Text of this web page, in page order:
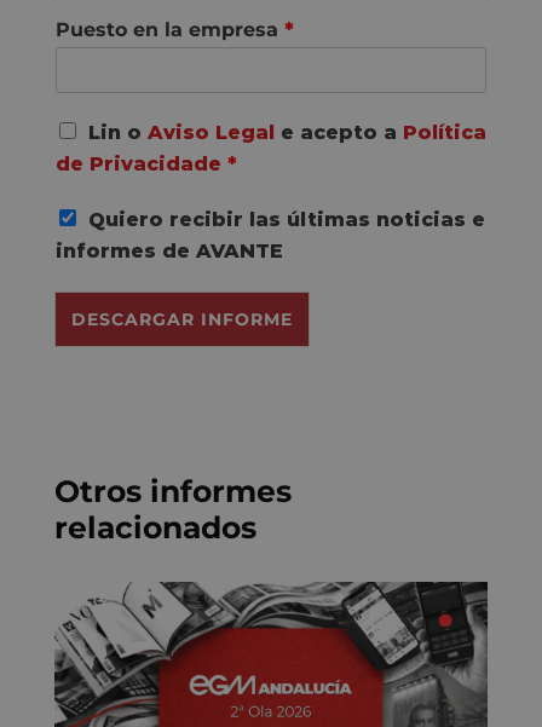
Puesto en la empresa *
A
o
d
o
G
D
Lin o Aviso Legal e acepto a Política
de Privacidade *
Quiero recibir las últimas noticias e
informes de AVANTE
DESCARGAR INFORME
Otros informes
relacionados